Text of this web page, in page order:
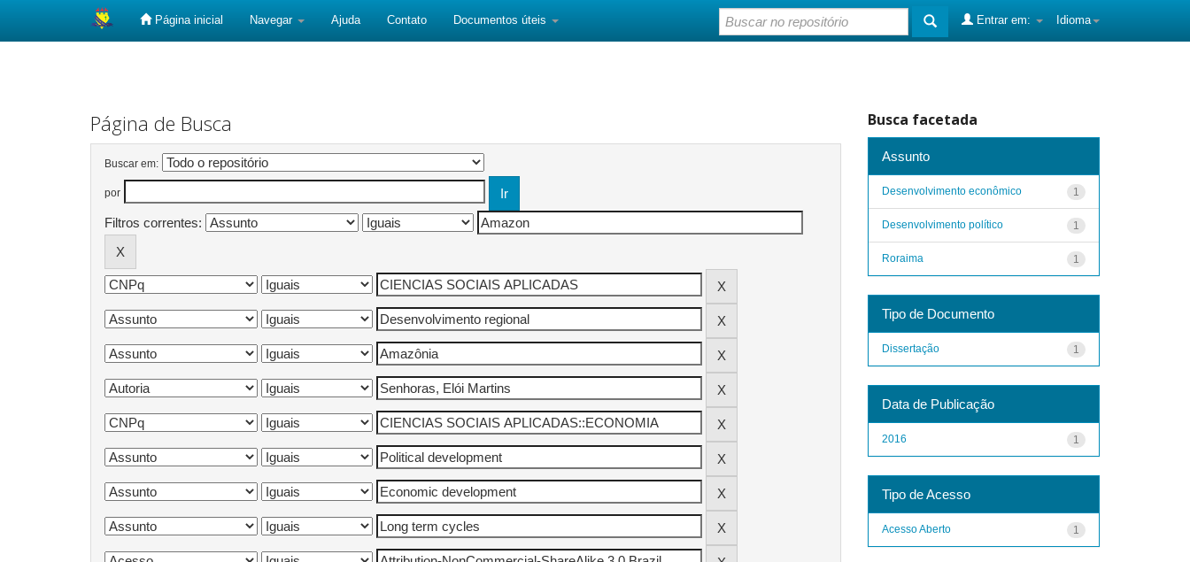
Página inicial Navegar Ajuda Contato Documentos úteis Idioma
Entrar em:
Página de Busca
Buscar em:
por
Filtros correntes:
Busca facetada
Assunto
1
Desenvolvimento econômico
1
Desenvolvimento político
1
Roraima
Tipo de Documento
1
Dissertação
Data de Publicação
1
2016
Tipo de Acesso
1
Acesso Aberto